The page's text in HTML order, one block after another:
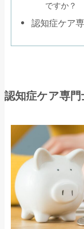
ですか？
認知症ケア
認知症ケア専門